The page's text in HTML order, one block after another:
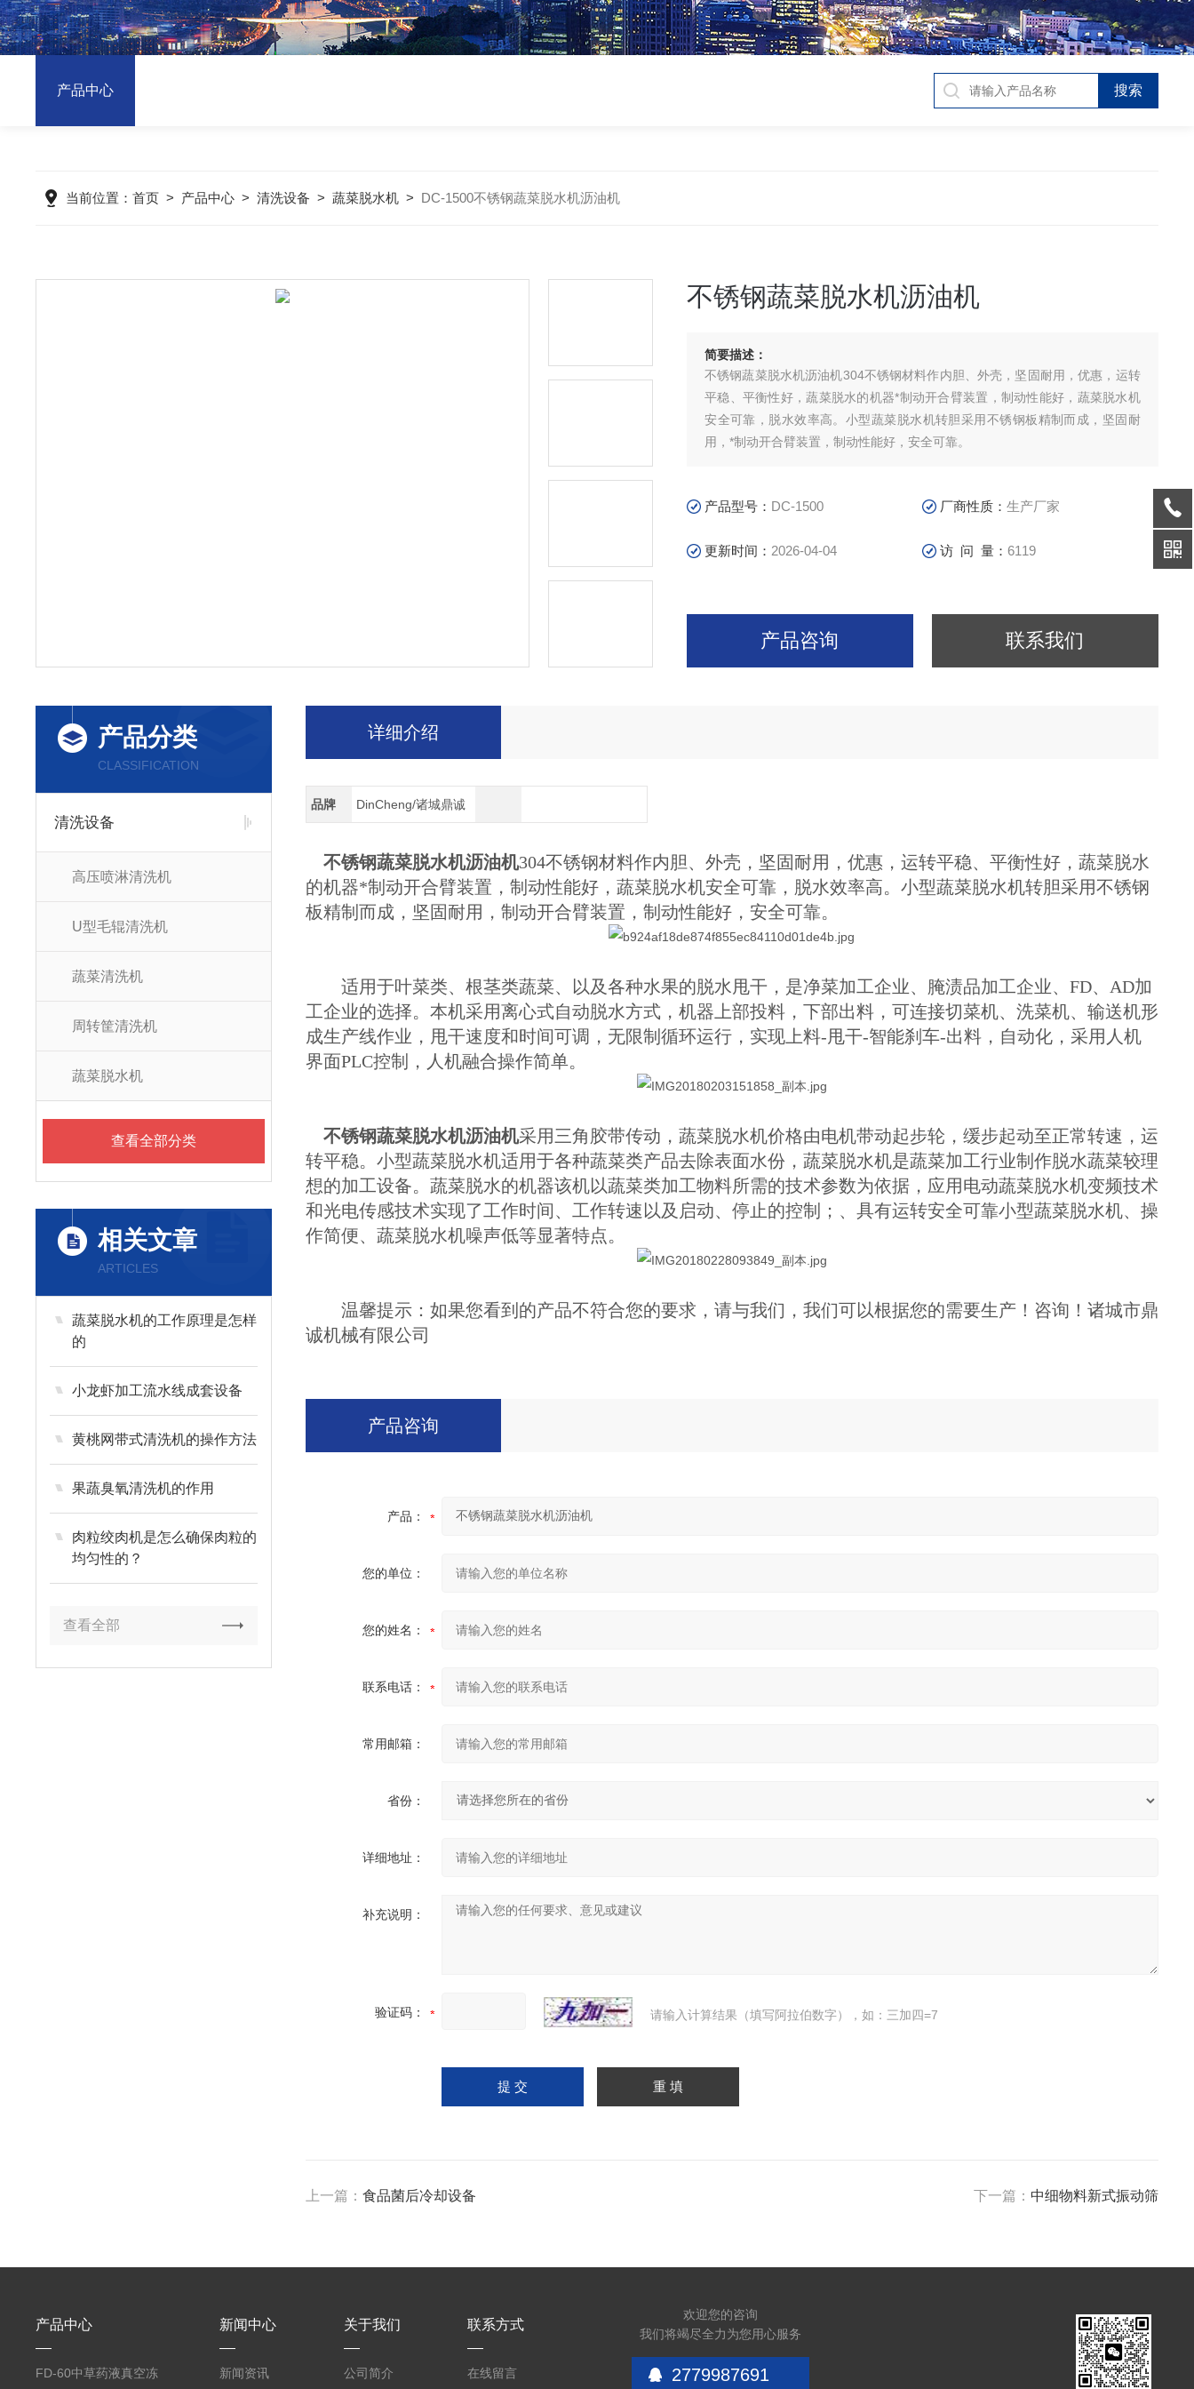
产品中心
当前位置：首页 > 产品中心 >清洗设备 >蔬菜脱水机 > DC-1500不锈钢蔬菜脱水机沥油机
不锈钢蔬菜脱水机沥油机
简要描述：
不锈钢蔬菜脱水机沥油机304不锈钢材料作内胆、外壳，坚固耐用，优惠，运转
平稳、平衡性好，蔬菜脱水的机器*制动开合臂装置，制动性能好，蔬菜脱水机
安全可靠，脱水效率高。小型蔬菜脱水机转胆采用不锈钢板精制而成，坚固耐
用，*制动开合臂装置，制动性能好，安全可靠。
产品型号： DC-1500 厂商性质：生产厂家
更新时间： 2026-04-04 访 问 量：6119
产品咨询 联系我们
产品分类
CLASSIFICATION
清洗设备
高压喷淋清洗机
U型毛辊清洗机
蔬菜清洗机
周转筐清洗机
蔬菜脱水机
查看全部分类
相关文章
ARTICLES
蔬菜脱水机的工作原理是怎样
的
小龙虾加工流水线成套设备
黄桃网带式清洗机的操作方法
果蔬臭氧清洗机的作用
肉粒绞肉机是怎么确保肉粒的
均匀性的？
查看全部
详细介绍
品牌 DinCheng/诸城鼎诚
不锈钢蔬菜脱水机沥油机304不锈钢材料作内胆、外壳，坚固耐用，优惠，运转平稳、平衡性好，蔬菜脱水
的机器*制动开合臂装置，制动性能好，蔬菜脱水机安全可靠，脱水效率高。小型蔬菜脱水机转胆采用不锈钢
板精制而成，坚固耐用，制动开合臂装置，制动性能好，安全可靠。
适用于叶菜类、根茎类蔬菜、以及各种水果的脱水甩干，是净菜加工企业、腌渍品加工企业、FD、AD加
工企业的选择。本机采用离心式自动脱水方式，机器上部投料，下部出料，可连接切菜机、洗菜机、输送机形
成生产线作业，甩干速度和时间可调，无限制循环运行，实现上料-甩干-智能刹车-出料，自动化，采用人机
界面PLC控制，人机融合操作简单。
不锈钢蔬菜脱水机沥油机采用三角胶带传动，蔬菜脱水机价格由电机带动起步轮，缓步起动至正常转速，运
转平稳。小型蔬菜脱水机适用于各种蔬菜类产品去除表面水份，蔬菜脱水机是蔬菜加工行业制作脱水蔬菜较理
想的加工设备。蔬菜脱水的机器该机以蔬菜类加工物料所需的技术参数为依据，应用电动蔬菜脱水机变频技术
和光电传感技术实现了工作时间、工作转速以及启动、停止的控制；、具有运转安全可靠小型蔬菜脱水机、操
作简便、蔬菜脱水机噪声低等显著特点。
温馨提示：如果您看到的产品不符合您的要求，请与我们，我们可以根据您的需要生产！咨询！诸城市鼎
诚机械有限公司
产品咨询
产品：
您的单位：
您的姓名：
联系电话：
常用邮箱：
省份：
详细地址：
补充说明：
验证码： 请输入计算结果（填写阿拉伯数字），如：三加四=7
上一篇： 食品菌后冷却设备 下一篇： 中细物料新式振动筛
产品中心
FD-60中草药液真空冻
新闻中心
新闻资讯
关于我们
公司简介
联系方式
在线留言
欢迎您的咨询
我们将竭尽全力为您用心服务
2779987691